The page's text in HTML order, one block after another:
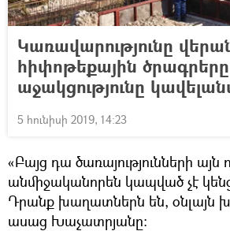
Կառավարությունը
հիփոթեքային
աջակցությունը
5 հունիսի 2019, 14:23
«Բայց դա ծառայությունների այն
անմիջականորեն կապված չէ
Դրանք խաղատներն են, օնլայն
ասաց Խաչատրյանը։